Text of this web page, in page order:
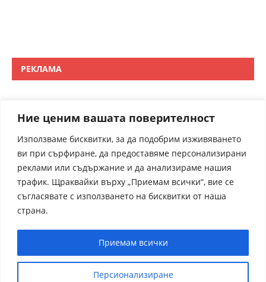
Ние ценим вашата поверителност
Използваме бисквитки, за да подобрим изживяването
ви при сърфиране, да предоставяме персонализирани
реклами или съдържание и да анализираме нашия
трафик. Щраквайки върху „Приемам всички“, вие се
съгласявате с използването на бисквитки от наша
страна.
Персионализиране
Приемам всички
РЕКЛАМА